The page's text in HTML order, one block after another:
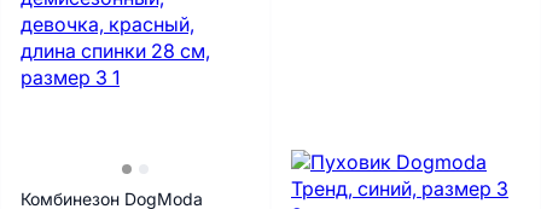
Комбинезон DogModa